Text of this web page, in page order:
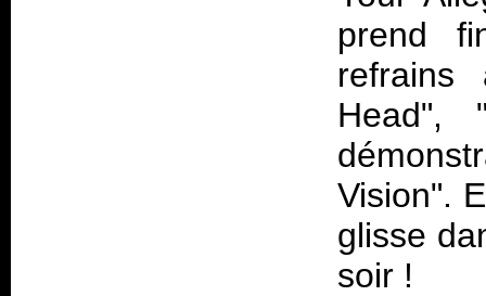
prend
Head",
Vision".
glisse
soir !